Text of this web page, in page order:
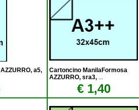
a5,
Cartoncino ManilaFormosa
AZZURRO, sra3, ...
€ 1,40